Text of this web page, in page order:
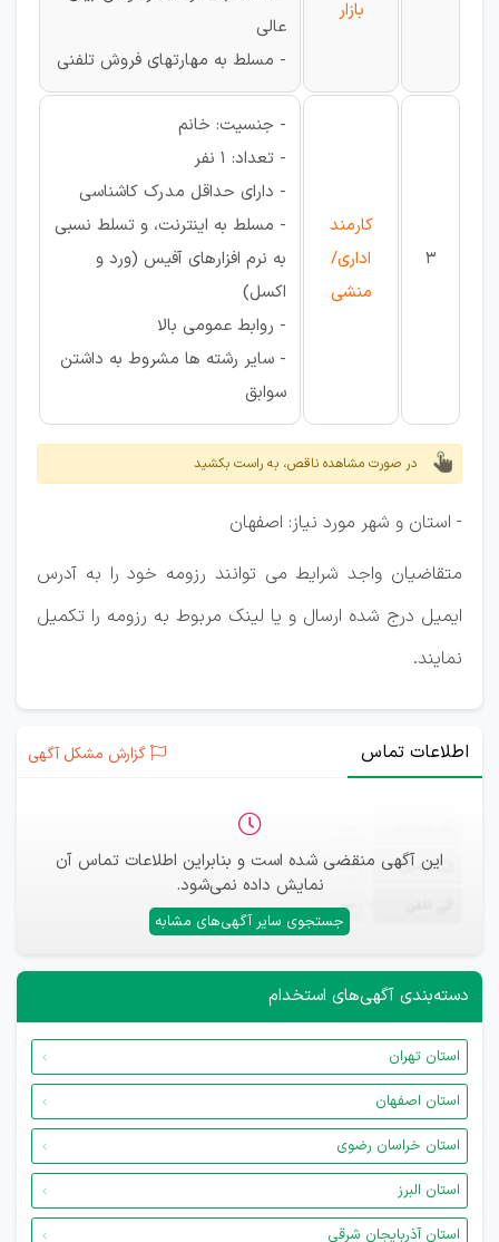
بازار
عالی
- مسلط به مهارتهای فروش تلفنی
3
کارمند
اداری/
منشی
- جنسیت: خانم
- تعداد: 1 نفر
- دارای حداقل مدرک کاشناسی
- مسلط به اینترنت، و تسلط نسبی
به نرم افزارهای آفیس (ورد و
اکسل)
- روابط عمومی بالا
- سایر رشته ها مشروط به داشتن
سوابق
در صورت مشاهده ناقص، به راست بکشید
- استان و شهر مورد نیاز: اصفهان
متقاضیان واجد شرایط می توانند رزومه خود را به آدرس
ایمیل درج شده ارسال و یا لینک مربوط به رزومه را تکمیل
نمایند.
اطلاعات تماس گزارش مشکل آگهی
این آگهی منقضی شده است و بنابراین اطلاعات تماس آن
نمایش داده نمی‌شود.
جستجوی سایر آگهی‌های مشابه
ایمیل —
—
دسته‌بندی آگهی‌های استخدام
استان تهران
استان اصفهان
استان خراسان رضوی
استان البرز
استان آذربایجان شرقی